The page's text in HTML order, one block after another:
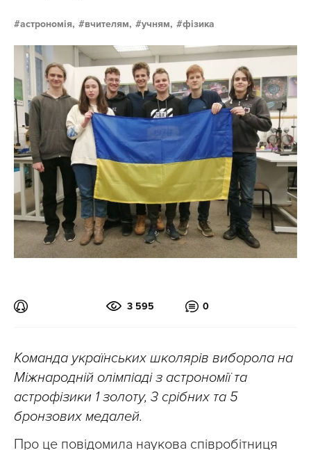
астрономія, вчителям, учням, фізика
3 595 0
Команда українських школярів виборола на
Міжнародній олімпіаді з астрономії та
астрофізики 1 золоту, 3 срібних та 5
бронзових медалей.
Про це повідомила наукова співробітниця